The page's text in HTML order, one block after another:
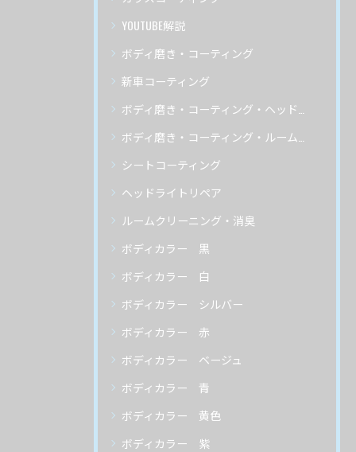
YOUTUBE解説
ボディ磨き・コーティング
新車コーティング
ボディ磨き・コーティング・ヘッドライトリペア
ボディ磨き・コーティング・ルームクリーニング
シートコーティング
ヘッドライトリペア
ルームクリーニング・消臭
ボディカラー 黒
ボディカラー 白
ボディカラー シルバー
ボディカラー 赤
ボディカラー ベージュ
ボディカラー 青
ボディカラー 黄色
ボディカラー 紫